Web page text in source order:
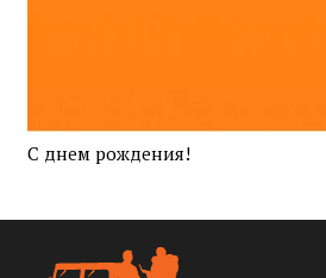
С днем рождения!